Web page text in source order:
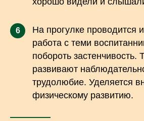
6
На прогулке проводится
работа с теми
побороть застенчивость.
развивают
трудолюбие. Уделяется
физическому развитию.